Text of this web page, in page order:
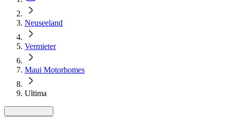
Neuseeland
Vermieter
Maui Motorhomes
Ultima